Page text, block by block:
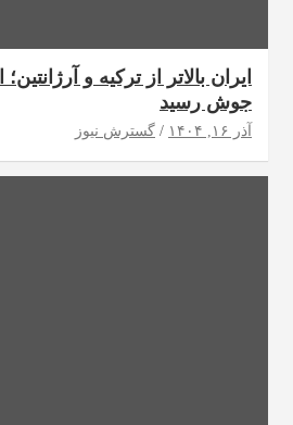
ایران بالاتر از ترکیه و
جوش رسید
آذر ۱۶, ۱۴۰۴ گسترش نیوز